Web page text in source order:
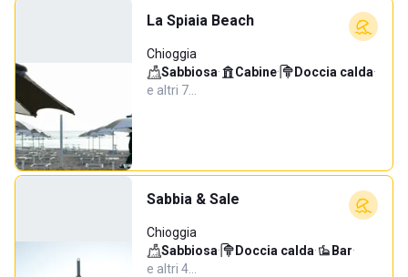
La Spiaia Beach
Chioggia
Sabbiosa· Cabine· Doccia calda·
e altri 7…
Sabbia & Sale
Chioggia
Sabbiosa· Doccia calda· Bar·
e altri 4…